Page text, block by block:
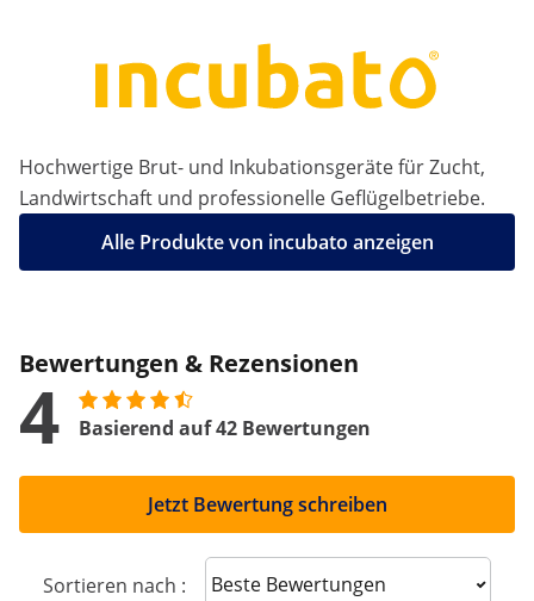
Hochwertige Brut- und Inkubationsgeräte für Zucht,
Landwirtschaft und professionelle Geflügelbetriebe.
Alle Produkte von incubato anzeigen
Bewertungen & Rezensionen
4 Basierend auf 42 Bewertungen
Jetzt Bewertung schreiben
Sortieren nach : Sort reviews